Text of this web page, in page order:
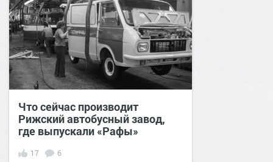
Что сейчас производит
Рижский автобусный завод,
где выпускали «Рафы»
17 6